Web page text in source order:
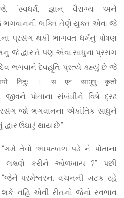
“સ્વધર્મ, જ્ઞાન, વૈરાગ્ય અને
ભગવાનની ભક્તિ તેણે યુક્ત એવા જે
પ્રસંગ થકી ભાગવત ધર્મનું પોષણ
જે દ્વાર તે પણ એવા સાધુના પ્રસંગ
ભગવાને દેવહૂતિ પ્રત્યે કહ્યું છે જે
कवयो विदुः । स एव साधुषु कृतो
એ જીવને પોતાના સંબંધીને વિષે દ્રઢ
જો ભગવાનના એકાંતિક સાધુને
ઉઘાડું થાય છે.”
તેવો આપત્કાળ પડે ને પોતાના
કરીને ઓળખાય ?” પછી
“જેને પરમેશ્વરના વચનની ખટક રહે
નહિ એવી રીતનો જેનો સ્વભાવ